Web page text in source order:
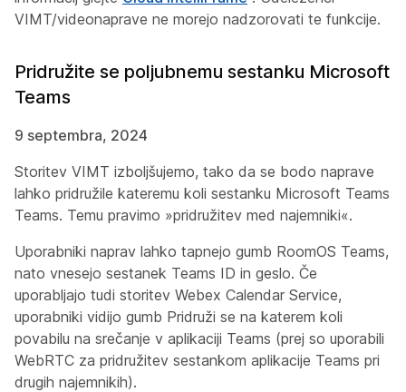
VIMT/videonaprave ne morejo nadzorovati te funkcije.
Pridružite se poljubnemu sestanku Microsoft
Teams
9 septembra, 2024
Storitev VIMT izboljšujemo, tako da se bodo naprave
lahko pridružile kateremu koli sestanku Microsoft Teams
Teams. Temu pravimo »pridružitev med najemniki«.
Uporabniki naprav lahko tapnejo gumb RoomOS Teams,
nato vnesejo sestanek Teams ID in geslo. Če
uporabljajo tudi storitev Webex Calendar Service,
uporabniki vidijo gumb Pridruži se na katerem koli
povabilu na srečanje v aplikaciji Teams (prej so uporabili
WebRTC za pridružitev sestankom aplikacije Teams pri
drugih najemnikih).